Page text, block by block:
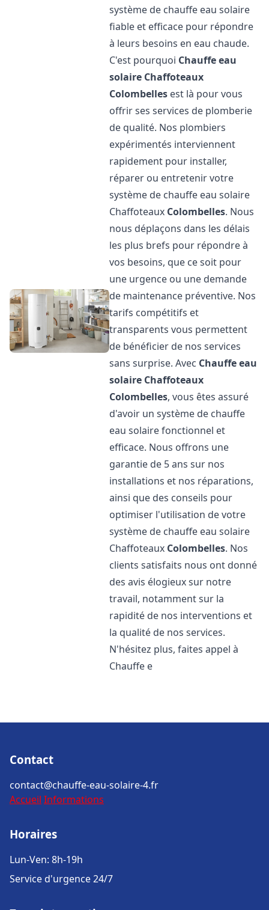
système de chauffe eau solaire
fiable et efficace pour répondre
à leurs besoins en eau chaude.
C'est pourquoi Chauffe eau
solaire Chaffoteaux
Colombelles est là pour vous
offrir ses services de plomberie
de qualité. Nos plombiers
expérimentés interviennent
rapidement pour installer,
réparer ou entretenir votre
système de chauffe eau solaire
Chaffoteaux Colombelles. Nous
nous déplaçons dans les délais
les plus brefs pour répondre à
vos besoins, que ce soit pour
une urgence ou une demande
de maintenance préventive. Nos
tarifs compétitifs et
transparents vous permettent
de bénéficier de nos services
sans surprise. Avec Chauffe eau
solaire Chaffoteaux
Colombelles, vous êtes assuré
d'avoir un système de chauffe
eau solaire fonctionnel et
efficace. Nous offrons une
garantie de 5 ans sur nos
installations et nos réparations,
ainsi que des conseils pour
optimiser l'utilisation de votre
système de chauffe eau solaire
Chaffoteaux Colombelles. Nos
clients satisfaits nous ont donné
des avis élogieux sur notre
travail, notamment sur la
rapidité de nos interventions et
la qualité de nos services.
N'hésitez plus, faites appel à
Chauffe e
Contact
contact@chauffe-eau-solaire-4.fr
Accueil Informations
Horaires
Lun-Ven: 8h-19h
Service d'urgence 24/7